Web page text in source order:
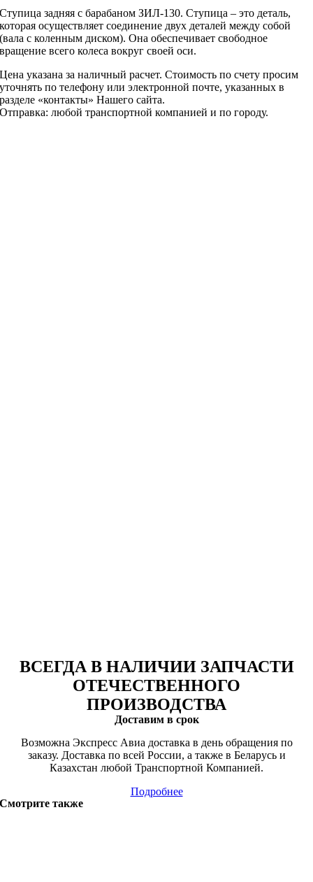
Ступица задняя с барабаном ЗИЛ-130. Ступица – это деталь,
которая осуществляет соединение двух деталей между собой
(вала с коленным диском). Она обеспечивает свободное
вращение всего колеса вокруг своей оси.
Цена указана за наличный расчет. Стоимость по счету просим
уточнять по телефону или электронной почте, указанных в
разделе «контакты» Нашего сайта.
Отправка: любой транспортной компанией и по городу.
ВСЕГДА В НАЛИЧИИ ЗАПЧАСТИ
ОТЕЧЕСТВЕННОГО
ПРОИЗВОДСТВА
Доставим в срок
Возможна Экспресс Авиа доставка в день обращения по
заказу. Доставка по всей России, а также в Беларусь и
Казахстан любой Транспортной Компанией.
Подробнее
Смотрите также